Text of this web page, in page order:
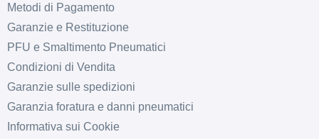
Metodi di Pagamento
Garanzie e Restituzione
PFU e Smaltimento Pneumatici
Condizioni di Vendita
Garanzie sulle spedizioni
Garanzia foratura e danni pneumatici
Informativa sui Cookie